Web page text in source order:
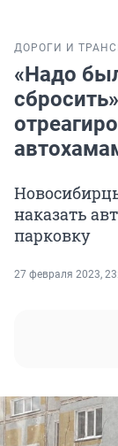
ДОРОГИ И
«Надо
наказать
парковку
27 февраля 2023,